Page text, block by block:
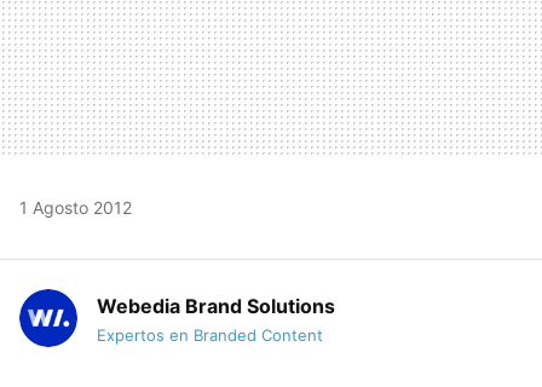
1 Agosto 2012
Webedia Brand Solutions
Expertos en Branded Content